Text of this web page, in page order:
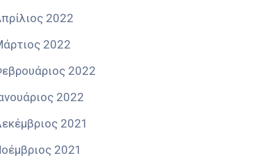
2022
2022
2022
2022
2021
2021